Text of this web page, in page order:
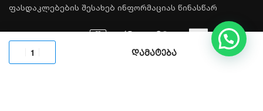
ფასდაკლებების შესახებ ინფორმაციას წინასწარ
დამატება